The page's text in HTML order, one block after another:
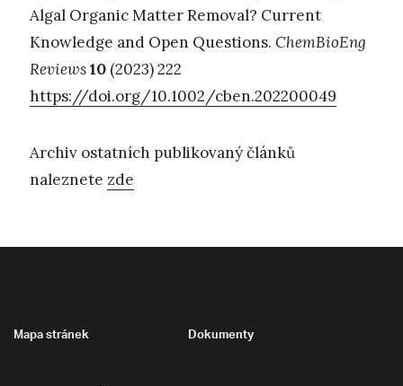
Algal Organic Matter Removal? Current
Knowledge and Open Questions. ChemBioEng
Reviews10 (2023) 222
https://doi.org/10.1002/cben.202200049
Archiv ostatních publikovaný článků
naleznete zde
Mapa stránek Dokumenty